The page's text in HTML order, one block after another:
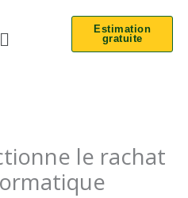
Menu
Estimation
gratuite
le rachat